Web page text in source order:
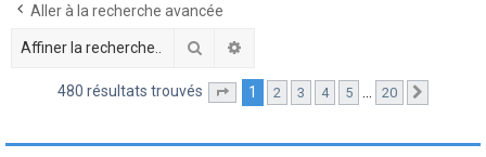
Aller à la recherche avancée
Rechercher
480 résultats trouvés Page sur20
1 2 3 4 5 … 20